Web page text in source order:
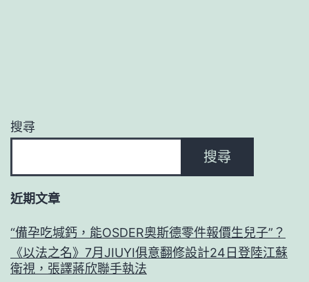
搜尋
搜尋
近期文章
“備孕吃堿鈣，能OSDER奧斯德零件報價生兒子”？
《以法之名》7月JIUYI俱意翻修設計24日登陸江蘇
衛視，張譯蔣欣聯手執法